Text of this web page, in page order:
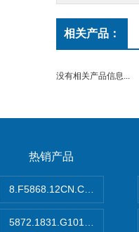
相关产品：
没有相关产品信息...
热销产品
8.F5868.12CN.C122德国
5872.1831.G101德国库伯勒